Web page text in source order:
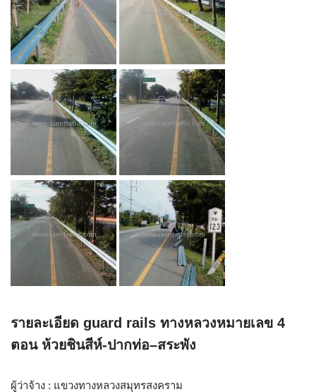
รายละเอียด guard rails ทางหลวงหมายเลข 4
ตอน ห้วยชินสีห์-ปากท่อ–สระพัง
ผู้ว่าจ้าง : แขวงทางหลวงสมุทรสงคราม